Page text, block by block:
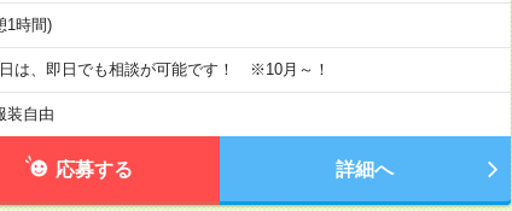
1時間)
は、即日でも相談が可能です！ ※10月～！
装自由
応募する 詳細へ